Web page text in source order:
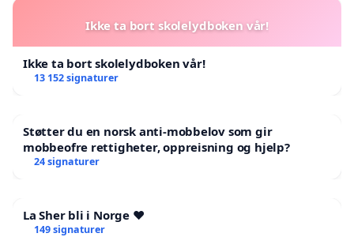
Ikke ta bort skolelydboken vår!
Ikke ta bort skolelydboken vår!
13 152 signaturer
Støtter du en norsk anti-mobbelov som gir
mobbeofre rettigheter, oppreisning og hjelp?
24 signaturer
La Sher bli i Norge ❤️
149 signaturer